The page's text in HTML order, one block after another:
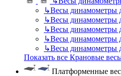
↳Весы динамометры
↳Весы динамометры
↳Весы динамометры
↳Весы динамометры
↳Весы динамометры
Показать все Крановые
Платформенные